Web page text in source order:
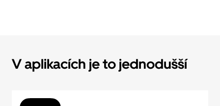
V aplikacích je to jednodušší